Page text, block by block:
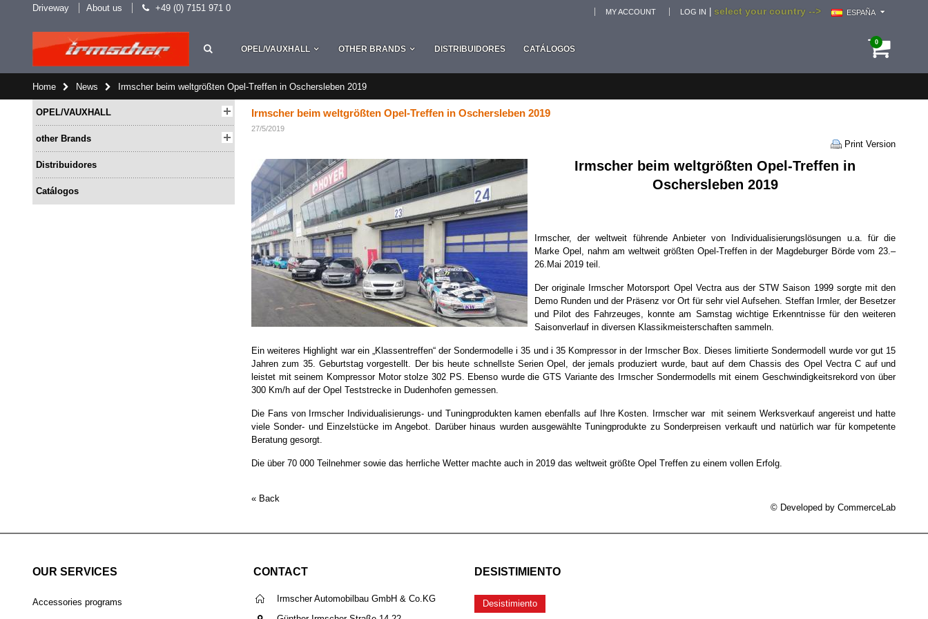
Driveway About us +49 (0) 7151 971 0 select your country --> ESPAÑA
MY ACCOUNT LOG IN
0
OPEL/VAUXHALL OTHER BRANDS DISTRIBUIDORES CATÁLOGOS
Home News Irmscher beim weltgrößten Opel-Treffen in Oschersleben 2019
Irmscher beim weltgrößten Opel-Treffen in Oschersleben 2019
27/5/2019
Print Version
Irmscher beim weltgrößten Opel-Treffen in
Oschersleben 2019
Irmscher, der weltweit führende Anbieter von Individualisierungslösungen u.a. für die
Marke Opel, nahm am weltweit größten Opel-Treffen in der Magdeburger Börde vom 23.–
26.Mai 2019 teil.
Der originale Irmscher Motorsport Opel Vectra aus der STW Saison 1999 sorgte mit den
Demo Runden und der Präsenz vor Ort für sehr viel Aufsehen. Steffan Irmler, der Besetzer
und Pilot des Fahrzeuges, konnte am Samstag wichtige Erkenntnisse für den weiteren
Saisonverlauf in diversen Klassikmeisterschaften sammeln.
Ein weiteres Highlight war ein „Klassentreffen“ der Sondermodelle i 35 und i 35 Kompressor in der Irmscher Box. Dieses limitierte Sondermodell wurde vor gut 15
Jahren zum 35. Geburtstag vorgestellt. Der bis heute schnellste Serien Opel, der jemals produziert wurde, baut auf dem Chassis des Opel Vectra C auf und
leistet mit seinem Kompressor Motor stolze 302 PS. Ebenso wurde die GTS Variante des Irmscher Sondermodells mit einem Geschwindigkeitsrekord von über
300 Km/h auf der Opel Teststrecke in Dudenhofen gemessen.
Die Fans von Irmscher Individualisierungs- und Tuningprodukten kamen ebenfalls auf Ihre Kosten. Irmscher war mit seinem Werksverkauf angereist und hatte
viele Sonder- und Einzelstücke im Angebot. Darüber hinaus wurden ausgewählte Tuningprodukte zu Sonderpreisen verkauft und natürlich war für kompetente
Beratung gesorgt.
Die über 70 000 Teilnehmer sowie das herrliche Wetter machte auch in 2019 das weltweit größte Opel Treffen zu einem vollen Erfolg.
« Back
© Developed by CommerceLab
OPEL/VAUXHALL
other Brands
Distribuidores
Catálogos
OUR SERVICES
Accessories programs
CONTACT
Irmscher Automobilbau GmbH & Co.KG
DESISTIMIENTO
Desistimiento